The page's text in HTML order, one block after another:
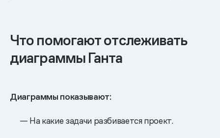
Что помогают отслеживать
диаграммы Ганта
Диаграммы показывают:
— На какие задачи разбивается проект.